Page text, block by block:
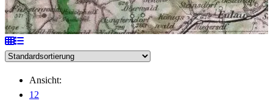
Ansicht:
12